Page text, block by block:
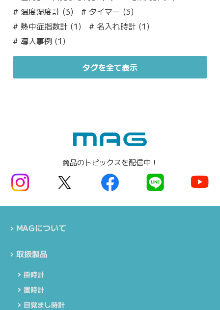
# 温度湿度計 (3) # タイマー (3)
# 熱中症指数計 (1) # 名入れ時計 (1)
# 導入事例 (1)
タグを全て表示
商品のトピックスを配信中！
MAGについて
取扱製品
掛時計
置時計
目覚まし時計